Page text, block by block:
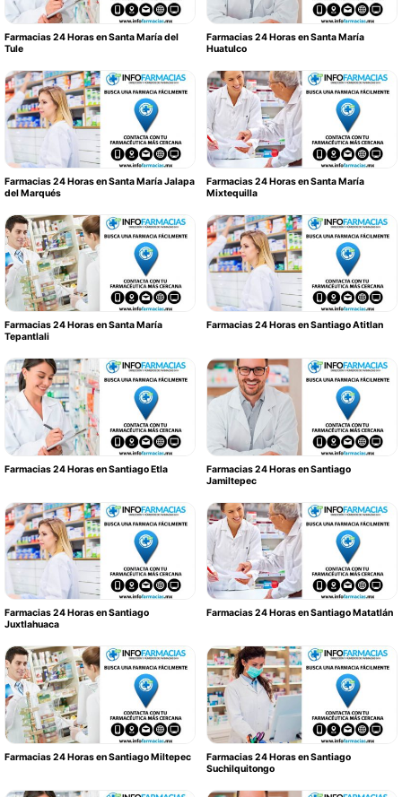
Farmacias 24 Horas en Santa María del
Tule
Farmacias 24 Horas en Santa María
Huatulco
Farmacias 24 Horas en Santa María Jalapa
del Marqués
Farmacias 24 Horas en Santa María
Mixtequilla
Farmacias 24 Horas en Santa María
Tepantlali
Farmacias 24 Horas en Santiago Atitlan
Farmacias 24 Horas en Santiago Etla
Farmacias 24 Horas en Santiago
Jamiltepec
Farmacias 24 Horas en Santiago
Juxtlahuaca
Farmacias 24 Horas en Santiago Matatlán
Farmacias 24 Horas en Santiago Miltepec
Farmacias 24 Horas en Santiago
Suchilquitongo